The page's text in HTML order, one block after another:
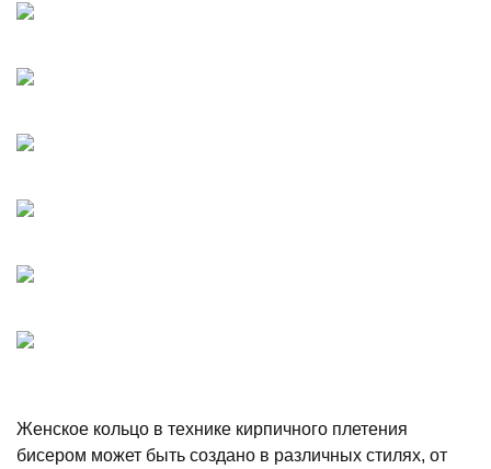
Женское кольцо в технике кирпичного плетения
бисером может быть создано в различных стилях, от